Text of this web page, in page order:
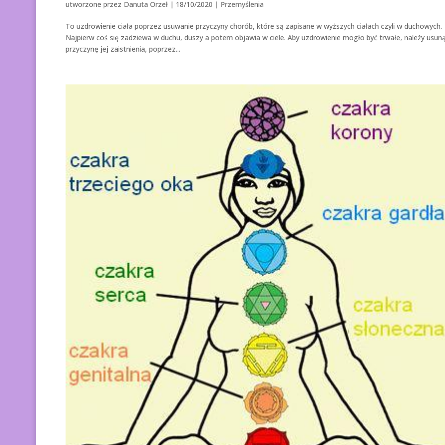
utworzone przez Danuta Orzeł | 18/10/2020 | Przemyślenia
To uzdrowienie ciała poprzez usuwanie przyczyny chorób, które są zapisane w wyższych ciałach czyli w duchowych.
Najpierw coś się zadziewa w duchu, duszy a potem objawia w ciele. Aby uzdrowienie mogło być trwałe, należy
przyczynę jej zaistnienia, poprzez...